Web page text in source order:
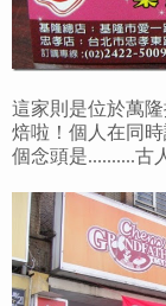
這家則是位於萬
焙啦！個人在同
個念頭是..........古